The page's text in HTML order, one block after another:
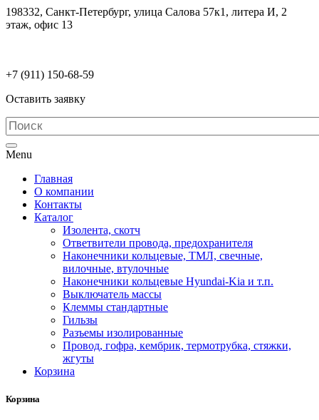
198332, Санкт-Петербург, улица Салова 57к1, литера И, 2
этаж, офис 13
+7 (911) 150-68-59
Оставить заявку
Menu
Главная
О компании
Контакты
Каталог
Изолента, скотч
Ответвители провода, предохранителя
Наконечники кольцевые, ТМЛ, свечные,
вилочные, втулочные
Наконечники кольцевые Hyundai-Kia и т.п.
Выключатель массы
Клеммы стандартные
Гильзы
Разъемы изолированные
Провод, гофра, кембрик, термотрубка, стяжки,
жгуты
Корзина
Корзина